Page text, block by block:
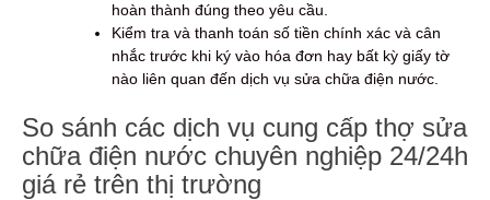
hoàn thành đúng theo yêu cầu.
Kiểm tra và thanh toán số tiền chính xác và cân
nhắc trước khi ký vào hóa đơn hay bất kỳ giấy tờ
nào liên quan đến dịch vụ sửa chữa điện nước.
So sánh các dịch vụ cung cấp thợ sửa
chữa điện nước chuyên nghiệp 24/24h
giá rẻ trên thị trường